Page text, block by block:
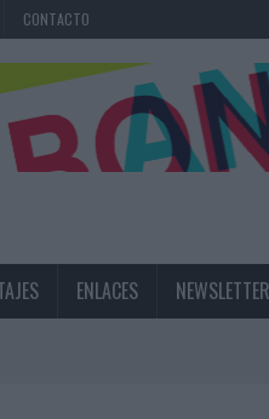
CONTACTO
ENLACES NEWSLETTER
A PRIMERA DIVISIÓN